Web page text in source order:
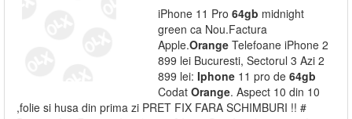
iPhone 11 Pro 64gb midnight
green ca Nou.Factura
Apple.Orange Telefoane iPhone 2
899 lei Bucuresti, Sectorul 3 Azi 2
899 lei: Iphone 11 pro de 64gb
Codat Orange. Aspect 10 din 10
,folie si husa din prima zi PRET FIX FARA SCHIMBURI !! #